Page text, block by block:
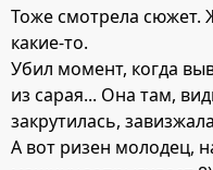
Тоже смотрела сюжет.
какие-то.
Убил момент, когда
из сарая... Она там,
закрутилась,
А вот ризен молодец,